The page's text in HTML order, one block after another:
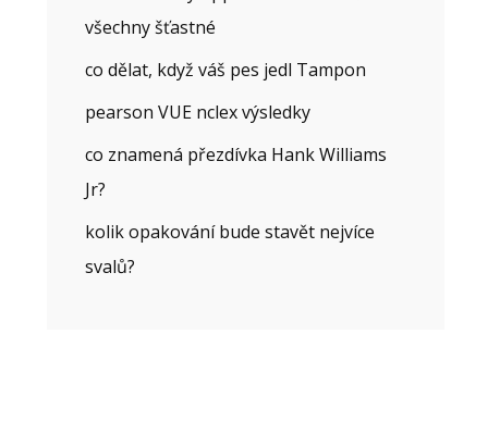
všechny šťastné
co dělat, když váš pes jedl Tampon
pearson VUE nclex výsledky
co znamená přezdívka Hank Williams
Jr?
kolik opakování bude stavět nejvíce
svalů?